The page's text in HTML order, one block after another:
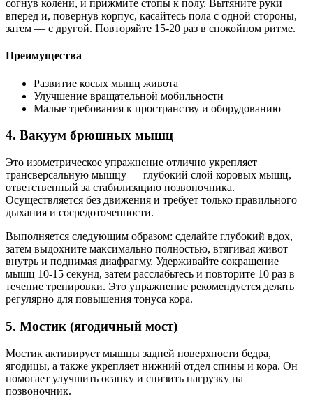
согнув колени, и прижмите стопы к полу. Вытяните руки
вперед и, повернув корпус, касайтесь пола с одной стороны,
затем — с другой. Повторяйте 15-20 раз в спокойном ритме.
Преимущества
Развитие косых мышц живота
Улучшение вращательной мобильности
Малые требования к пространству и оборудованию
4. Вакуум брюшных мышц
Это изометрическое упражнение отлично укрепляет
трансверсальную мышцу — глубокий слой коровых мышц,
ответственный за стабилизацию позвоночника.
Осуществляется без движения и требует только правильного
дыхания и сосредоточенности.
Выполняется следующим образом: сделайте глубокий вдох,
затем выдохните максимально полностью, втягивая живот
внутрь и поднимая диафрагму. Удерживайте сокращение
мышц 10-15 секунд, затем расслабьтесь и повторите 10 раз в
течение тренировки. Это упражнение рекомендуется делать
регулярно для повышения тонуса кора.
5. Мостик (ягодичный мост)
Мостик активирует мышцы задней поверхности бедра,
ягодицы, а также укрепляет нижний отдел спины и кора. Он
помогает улучшить осанку и снизить нагрузку на
позвоночник.